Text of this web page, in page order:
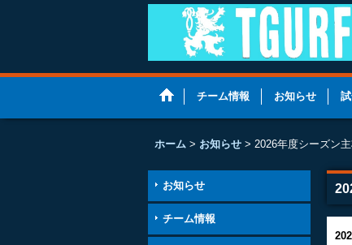
チーム情報 お知らせ
ホーム > お知らせ > 2026年度シーズン
お知らせ
チーム情報